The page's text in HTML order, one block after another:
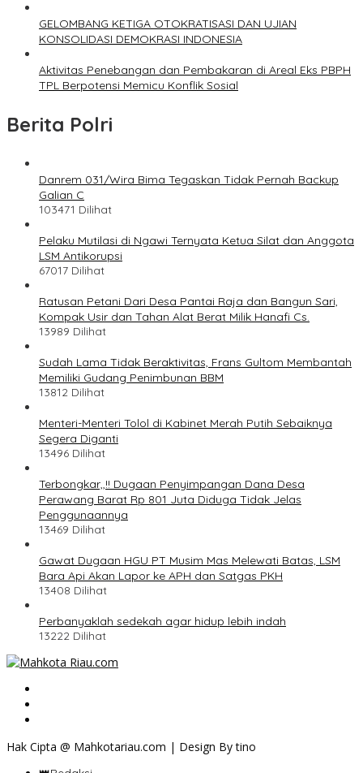
GELOMBANG KETIGA OTOKRATISASI DAN UJIAN
KONSOLIDASI DEMOKRASI INDONESIA
Aktivitas Penebangan dan Pembakaran di Areal Eks PBPH
TPL Berpotensi Memicu Konflik Sosial
Berita Polri
Danrem 031/Wira Bima Tegaskan Tidak Pernah Backup
Galian C
103471 Dilihat
Pelaku Mutilasi di Ngawi Ternyata Ketua Silat dan Anggota
LSM Antikorupsi
67017 Dilihat
Ratusan Petani Dari Desa Pantai Raja dan Bangun Sari,
Kompak Usir dan Tahan Alat Berat Milik Hanafi Cs.
13989 Dilihat
Sudah Lama Tidak Beraktivitas, Frans Gultom Membantah
Memiliki Gudang Penimbunan BBM
13812 Dilihat
Menteri-Menteri Tolol di Kabinet Merah Putih Sebaiknya
Segera Diganti
13496 Dilihat
Terbongkar,,!! Dugaan Penyimpangan Dana Desa
Perawang Barat Rp 801 Juta Diduga Tidak Jelas
Penggunaannya
13469 Dilihat
Gawat Dugaan HGU PT Musim Mas Melewati Batas, LSM
Bara Api Akan Lapor ke APH dan Satgas PKH
13408 Dilihat
Perbanyaklah sedekah agar hidup lebih indah
13222 Dilihat
Hak Cipta @ Mahkotariau.com | Design By tino